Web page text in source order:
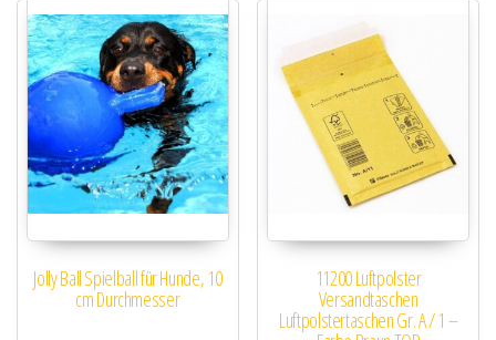
Jolly Ball Spielball für Hunde, 10
cm Durchmesser
11200 Luftpolster
Versandtaschen
Luftpolstertaschen Gr. A / 1 –